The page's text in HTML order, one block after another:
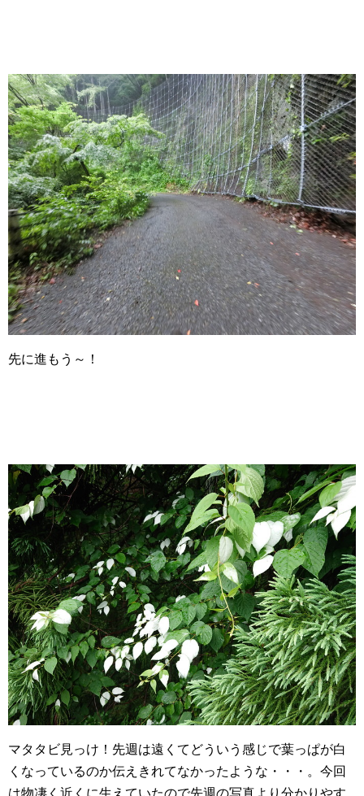
先に進もう～！
マタタビ見っけ！先週は遠くてどういう感じで葉っぱが白
くなっているのか伝えきれてなかったような・・・。今回
は物凄く近くに生えていたので先週の写真より分かりやす